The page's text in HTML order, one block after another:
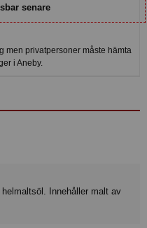
senare
men privatpersoner måste hämta
i Aneby.